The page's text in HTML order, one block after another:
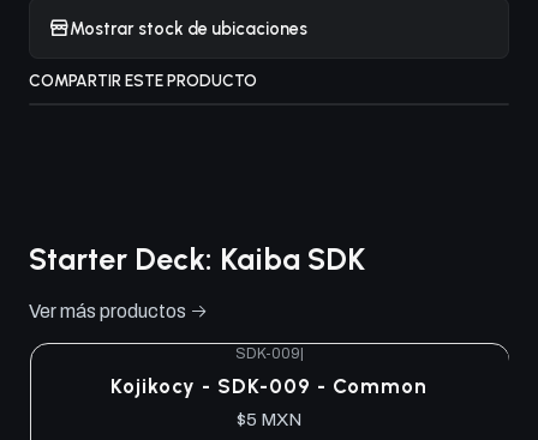
Mostrar stock de ubicaciones
COMPARTIR ESTE PRODUCTO
Starter Deck: Kaiba SDK
Ver más productos
SDK-009
Kojikocy - SDK-009 - Common
$5 MXN